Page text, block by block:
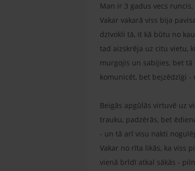
Man ir 3 gadus vecs
Vakar vakarā viss bija
dzīvokli tā, it kā būtu no
tad aizskrēja uz citu vietu,
murgojis un sabijies, bet
komunicēt, bet bejzēdzīgi
Beigās apgūlās virtuvē uz
trauku, padzērās, bet
- un tā arī visu nakti
Vakar no rīta likās, ka viss
vienā brīdī atkal sākās -